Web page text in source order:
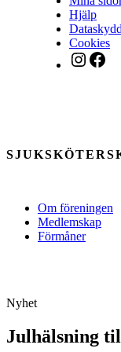
Hjälp
Cookies
Om föreningen
Medlemskap
Förmåner
Nyhet
Julhälsning